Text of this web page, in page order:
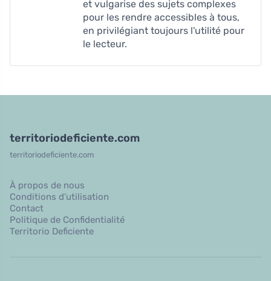
et vulgarise des sujets complexes
pour les rendre accessibles à tous,
en privilégiant toujours l'utilité pour
le lecteur.
territoriodeficiente.com
territoriodeficiente.com
À propos de nous
Conditions d’utilisation
Contact
Politique de Confidentialité
Territorio Deficiente